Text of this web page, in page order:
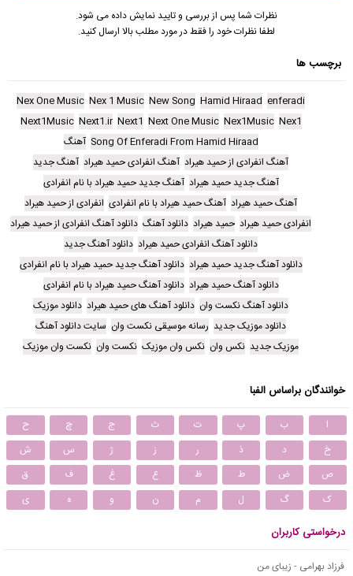
نظرات شما پس از بررسی و تایید نمایش داده می شود.
لطفا نظرات خود را فقط در مورد مطلب بالا ارسال کنید.
برچسب ها
enferadi
Hamid Hiraad
New Song
Nex 1 Music
Nex One Music
Nex1
Nex1Music
Next One Music
Next1
Next1.ir
Next1Music
Song Of Enferadi From Hamid Hiraad آهنگ
آهنگ انفرادی از حمید هیراد آهنگ انفرادی حمید هیراد آهنگ جدید
آهنگ جدید حمید هیراد آهنگ جدید حمید هیراد با نام انفرادی
آهنگ حمید هیراد آهنگ حمید هیراد با نام انفرادی انفرادی از حمید هیراد
انفرادی حمید هیراد حمید هیراد دانلود آهنگ دانلود آهنگ انفرادی از حمید هیراد
دانلود آهنگ انفرادی حمید هیراد دانلود آهنگ جدید
دانلود آهنگ جدید حمید هیراد دانلود آهنگ جدید حمید هیراد با نام انفرادی
دانلود آهنگ حمید هیراد دانلود آهنگ حمید هیراد با نام انفرادی
دانلود آهنگ نکست وان دانلود آهنگ های حمید هیراد دانلود موزیک
دانلود موزیک جدید رسانه موسیقی نکست وان سایت دانلود آهنگ
موزیک جدید نکس وان نکس وان موزیک نکست وان نکست وان موزیک
خوانندگان براساس الفبا
ا ب پ ت ث ج چ
ح
خ
د ذ ر ز ژ س
ش
ص
ض ط ظ ع غ ف
ق
ک
گ ل م ن و ه ی
درخواستی کاربران
فرزاد بهرامی - زیبای من